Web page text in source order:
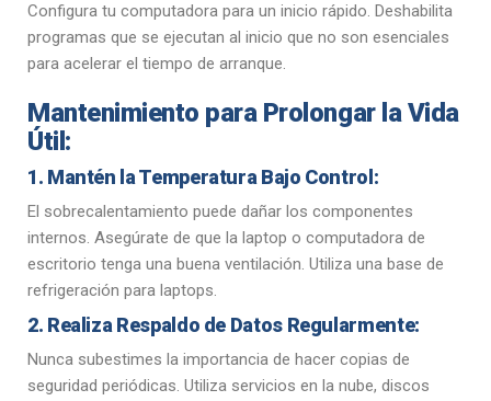
Configura tu computadora para un inicio rápido. Deshabilita
programas que se ejecutan al inicio que no son esenciales
para acelerar el tiempo de arranque.
Mantenimiento para Prolongar la Vida
Útil:
1. Mantén la Temperatura Bajo Control:
El sobrecalentamiento puede dañar los componentes
internos. Asegúrate de que la laptop o computadora de
escritorio tenga una buena ventilación. Utiliza una base de
refrigeración para laptops.
2. Realiza Respaldo de Datos Regularmente:
Nunca subestimes la importancia de hacer copias de
seguridad periódicas. Utiliza servicios en la nube, discos